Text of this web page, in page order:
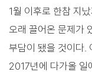
1월 이후로 한참 지
오래 끌어온 문제가
부담이 됐을 것이다.
2017년에 다가올 일